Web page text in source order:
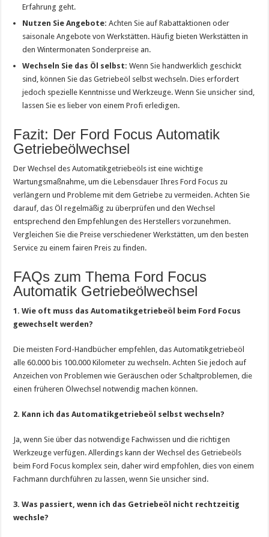
Erfahrung geht.
Nutzen Sie Angebote: Achten Sie auf Rabattaktionen oder
saisonale Angebote von Werkstätten. Häufig bieten Werkstätten in
den Wintermonaten Sonderpreise an.
Wechseln Sie das Öl selbst: Wenn Sie handwerklich geschickt
sind, können Sie das Getriebeöl selbst wechseln. Dies erfordert
jedoch spezielle Kenntnisse und Werkzeuge. Wenn Sie unsicher sind,
lassen Sie es lieber von einem Profi erledigen.
Fazit: Der Ford Focus Automatik
Getriebeölwechsel
Der Wechsel des Automatikgetriebeöls ist eine wichtige
Wartungsmaßnahme, um die Lebensdauer Ihres Ford Focus zu
verlängern und Probleme mit dem Getriebe zu vermeiden. Achten Sie
darauf, das Öl regelmäßig zu überprüfen und den Wechsel
entsprechend den Empfehlungen des Herstellers vorzunehmen.
Vergleichen Sie die Preise verschiedener Werkstätten, um den besten
Service zu einem fairen Preis zu finden.
FAQs zum Thema Ford Focus
Automatik Getriebeölwechsel
1. Wie oft muss das Automatikgetriebeöl beim Ford Focus
gewechselt werden?
Die meisten Ford-Handbücher empfehlen, das Automatikgetriebeöl
alle 60.000 bis 100.000 Kilometer zu wechseln. Achten Sie jedoch auf
Anzeichen von Problemen wie Geräuschen oder Schaltproblemen, die
einen früheren Ölwechsel notwendig machen können.
2. Kann ich das Automatikgetriebeöl selbst wechseln?
Ja, wenn Sie über das notwendige Fachwissen und die richtigen
Werkzeuge verfügen. Allerdings kann der Wechsel des Getriebeöls
beim Ford Focus komplex sein, daher wird empfohlen, dies von einem
Fachmann durchführen zu lassen, wenn Sie unsicher sind.
3. Was passiert, wenn ich das Getriebeöl nicht rechtzeitig
wechsle?